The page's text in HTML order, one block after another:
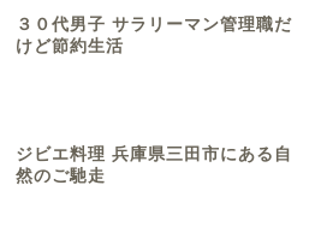
３０代男子 サラリーマン管理職だ
けど節約生活
ジビエ料理 兵庫県三田市にある自
然のご馳走